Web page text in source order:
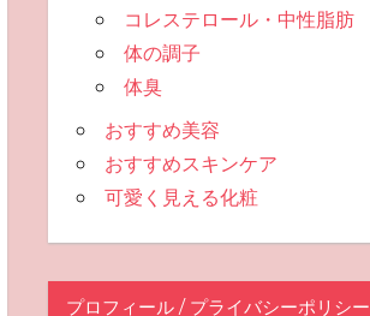
コレステロール・中性脂肪
体の調子
体臭
おすすめ美容
おすすめスキンケア
可愛く見える化粧
プロフィール / プライバシーポリシー